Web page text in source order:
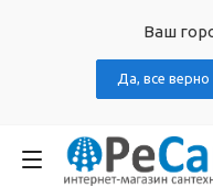
Ваш
Да, все верно